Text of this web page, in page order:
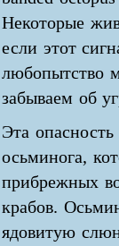
Некоторые
если этот
любопытство
забываем об
Эта опасность
осьминога,
прибрежных
крабов.
ядовитую